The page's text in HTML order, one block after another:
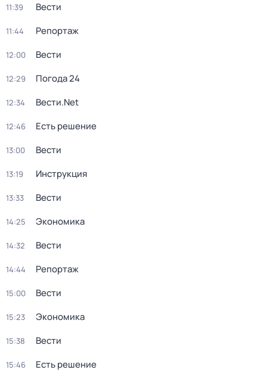
11:39 Вести
11:44 Репортаж
12:00 Вести
12:29 Погода 24
12:34 Вести.Net
12:46 Есть решение
13:00 Вести
13:19 Инструкция
13:33 Вести
14:25 Экономика
14:32 Вести
14:44 Репортаж
15:00 Вести
15:23 Экономика
15:38 Вести
15:46 Есть решение